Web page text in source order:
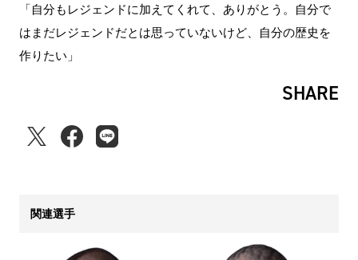
「自分もレジェンドに加えてくれて、ありがとう。自分で
はまだレジェンドだとは思っていないけど、自分の歴史を
作りたい」
SHARE
関連選手